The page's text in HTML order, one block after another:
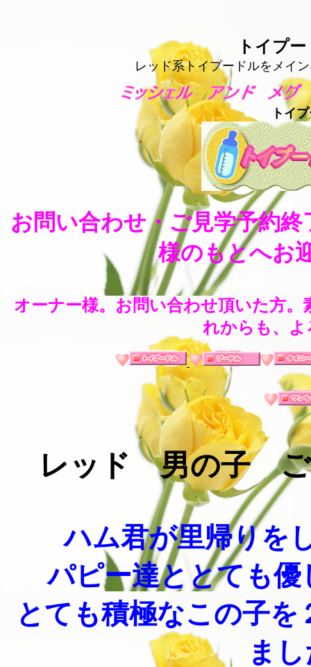
トイプ
レッド系トイプードルをメイ
トイ
お問い合わせ・ご見学予約
様のもとへお
オーナー様。お問い合わせ頂いた方
れからも、
レッド 男の子ご
ハム君が里帰りを
パピー達ととても
とても積極なこの子
ま